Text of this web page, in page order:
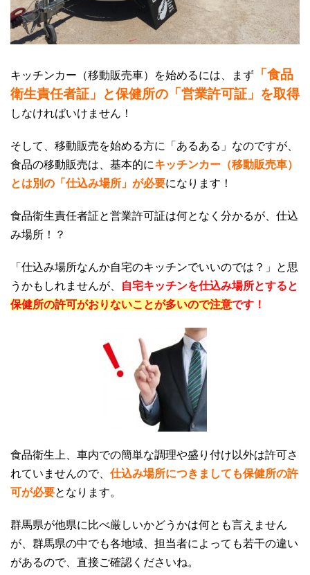
キッチンカー（移動販売車）を始めるには、まず
「食品
衛生責任者証」と保健所の「営業許可証」を取得
しなければいけません！
そして、移動販売を始める方に「あるある」なのですが、
食品の移動販売は、基本的にキッチンカー（移動販売車）
とは別の「仕込み場所」が必要になります！
食品衛生責任者証と営業許可証は何となく分かるが、仕込
み場所！？
「仕込み場所なんか自宅のキッチンでいいのでは？」と思
うかもしれませんが、
自宅キッチンを仕込み場所とすると
保健所の許可がおりないことが多いので注意です！
食品衛生上、車内での簡単な調理や盛り付け以外は許可さ
れていませんので、 仕込み場所につきましても保健所の許
可が必要となります。
群馬県が他県に比べ厳しいかどうかは何とも言えません
が、群馬県の中でも各地域、担当者によっても若干の違い
があるので、直接ご確認くださいね。